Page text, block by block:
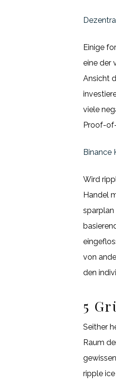
Einige
eine der
Ansicht
viele
Proof-
Binance
Wird
Handel
von
den
5
Seither
Raum
ripple